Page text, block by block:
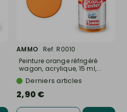
AMMO
Ref. R0010
Peinture orange réfrigéré
wagon, acrylique, 15 ml,...
Derniers articles
2,90 €